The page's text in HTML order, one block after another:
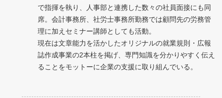
で指揮を執り、人事部と連携した数々の社員面接にも同
席。会計事務所、社労士事務所勤務では顧問先の労務管
理に加えセミナー講師としても活動。
現在は文章能力を活かしたオリジナルの就業規則・広報
誌作成事業の2本柱を掲げ、専門知識を分かりやすく伝え
ることをモットーに企業の支援に取り組んでいる。